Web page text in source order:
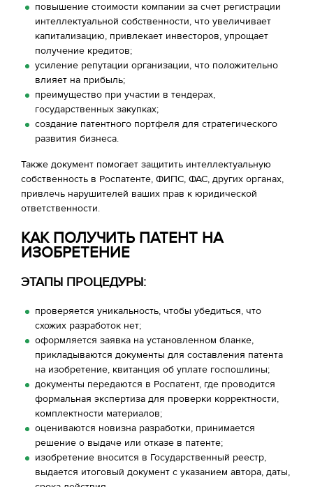
повышение стоимости компании за счет регистрации
интеллектуальной собственности, что увеличивает
капитализацию, привлекает инвесторов, упрощает
получение кредитов;
усиление репутации организации, что положительно
влияет на прибыль;
преимущество при участии в тендерах,
государственных закупках;
создание патентного портфеля для стратегического
развития бизнеса.
Также документ помогает защитить интеллектуальную
собственность в Роспатенте, ФИПС, ФАС, других органах,
привлечь нарушителей ваших прав к юридической
ответственности.
КАК ПОЛУЧИТЬ ПАТЕНТ НА
ИЗОБРЕТЕНИЕ
ЭТАПЫ ПРОЦЕДУРЫ:
проверяется уникальность, чтобы убедиться, что
схожих разработок нет;
оформляется заявка на установленном бланке,
прикладываются документы для составления патента
на изобретение, квитанция об уплате госпошлины;
документы передаются в Роспатент, где проводится
формальная экспертиза для проверки корректности,
комплектности материалов;
оцениваются новизна разработки, принимается
решение о выдаче или отказе в патенте;
изобретение вносится в Государственный реестр,
выдается итоговый документ с указанием автора, даты,